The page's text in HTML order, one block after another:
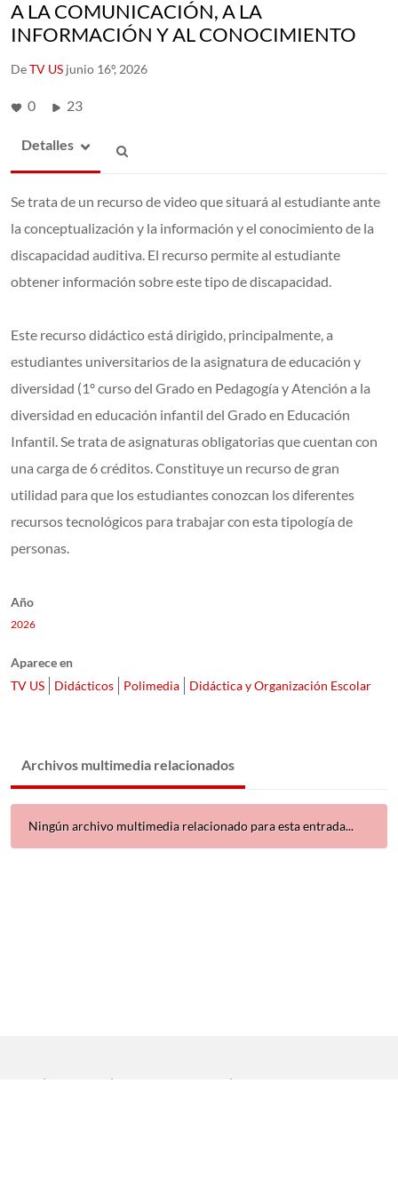
A LA COMUNICACIÓN, A LA
INFORMACIÓN Y AL CONOCIMIENTO
DeTV US junio 16º, 2026
0 23
Detalles
Se trata de un recurso de video que situará al estudiante ante
la conceptualización y la información y el conocimiento de la
discapacidad auditiva. El recurso permite al estudiante
obtener información sobre este tipo de discapacidad.
Este recurso didáctico está dirigido, principalmente, a
estudiantes universitarios de la asignatura de educación y
diversidad (1º curso del Grado en Pedagogía y Atención a la
diversidad en educación infantil del Grado en Educación
Infantil. Se trata de asignaturas obligatorias que cuentan con
una carga de 6 créditos. Constituye un recurso de gran
utilidad para que los estudiantes conozcan los diferentes
recursos tecnológicos para trabajar con esta tipología de
personas.
Año
2026
Aparece en
TV US
Didácticos Polimedia Didáctica y Organización Escolar
Archivos multimedia relacionados
Ningún archivo multimedia relacionado para esta entrada...
| | |